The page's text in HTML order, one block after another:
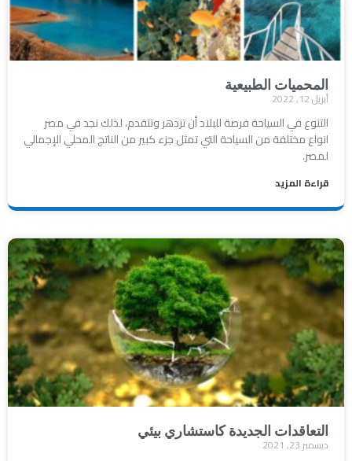
المحميات الطبيعية
أبريل 12, 2022
التنوع في السياحة فرصة للبلاد أن تزدهر وتتقدم، لذلك نجد في مصر
انواع مختلفة من السياحة التي تمثل جزء كبير من الناتج المحلي الإجمالي
لمصر.
قراءة المزيد
التعاقدات الجديدة كاستشاري بيئي
ديسمبر 23, 2021